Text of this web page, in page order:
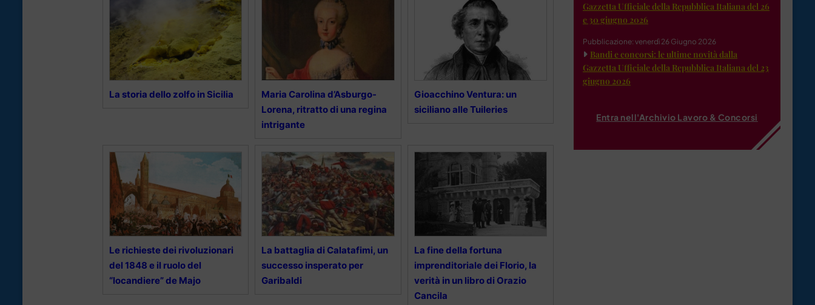
La storia dello zolfo in Sicilia
Maria Carolina d’Asburgo-
Lorena, ritratto di una regina
intrigante
Gioacchino Ventura: un
siciliano alle Tuileries
Le richieste dei rivoluzionari
del 1848 e il ruolo del
“locandiere” de Majo
La battaglia di Calatafimi, un
successo insperato per
Garibaldi
La fine della fortuna
imprenditoriale dei Florio, la
verità in un libro di Orazio
Cancila
Gazzetta Ufficiale della Repubblica Italiana del 26
e 30 giugno 2026
Pubblicazione: venerdì 26 Giugno 2026
Bandi e concorsi: le ultime novità dalla
Gazzetta Ufficiale della Repubblica Italiana del 23
giugno 2026
Entra nell'Archivio Lavoro & Concorsi